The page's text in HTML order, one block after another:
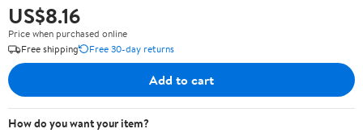
US$8.16
Price when purchased online
Free shipping
Free 30-day returns
Add to cart
How do you want your item?